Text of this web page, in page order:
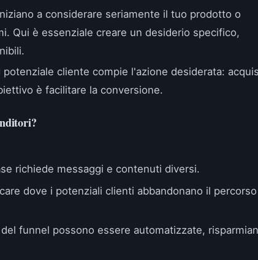
a considerare seriamente il tuo prodotto o
Qui è essenziale creare un desiderio specifico,
potenziale cliente compie l'azione desiderata:
è facilitare la conversione.
richiede messaggi e contenuti diversi.
dove i potenziali clienti abbandonano il
funnel possono essere automatizzate,